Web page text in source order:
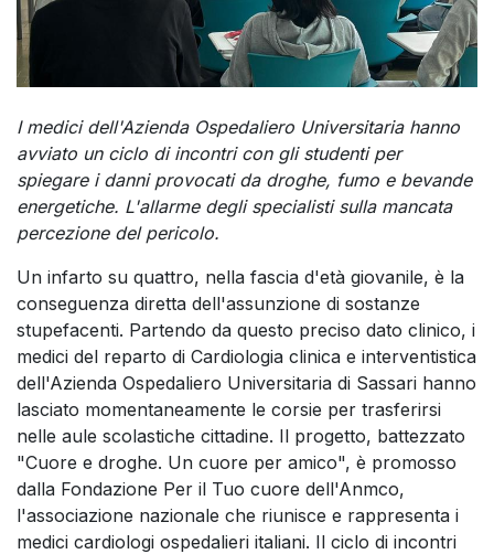
I medici dell'Azienda Ospedaliero Universitaria hanno
avviato un ciclo di incontri con gli studenti per
spiegare i danni provocati da droghe, fumo e bevande
energetiche. L'allarme degli specialisti sulla mancata
percezione del pericolo.
Un infarto su quattro, nella fascia d'età giovanile, è la
conseguenza diretta dell'assunzione di sostanze
stupefacenti. Partendo da questo preciso dato clinico, i
medici del reparto di Cardiologia clinica e interventistica
dell'Azienda Ospedaliero Universitaria di Sassari hanno
lasciato momentaneamente le corsie per trasferirsi
nelle aule scolastiche cittadine. Il progetto, battezzato
"Cuore e droghe. Un cuore per amico", è promosso
dalla Fondazione Per il Tuo cuore dell'Anmco,
l'associazione nazionale che riunisce e rappresenta i
medici cardiologi ospedalieri italiani. Il ciclo di incontri